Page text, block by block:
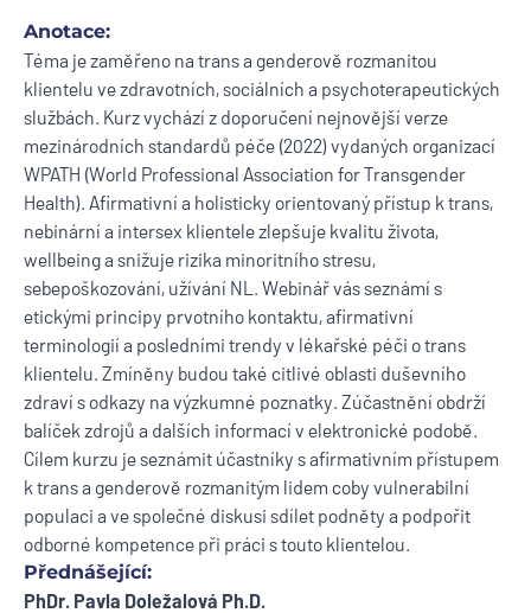
Anotace:
Téma je zaměřeno na trans a genderově rozmanitou
klientelu ve zdravotních, sociálních a psychoterapeutických
službách. Kurz vychází z doporučení nejnovější verze
mezinárodních standardů péče (2022) vydaných organizací
WPATH (World Professional Association for Transgender
Health). Afirmativní a holisticky orientovaný přístup k trans,
nebinární a intersex klientele zlepšuje kvalitu života,
wellbeing a snižuje rizika minoritního stresu,
sebepoškozování, užívání NL. Webinář vás seznámí s
etickými principy prvotního kontaktu, afirmativní
terminologií a posledními trendy v lékařské péči o trans
klientelu. Zmíněny budou také citlivé oblasti duševního
zdraví s odkazy na výzkumné poznatky. Zúčastnění obdrží
balíček zdrojů a dalších informací v elektronické podobě.
Cílem kurzu je seznámit účastníky s afirmativním přístupem
k trans a genderově rozmanitým lidem coby vulnerabilní
populaci a ve společné diskusi sdílet podněty a podpořit
odborné kompetence při práci s touto klientelou.
Přednášející:
PhDr. Pavla Doležalová Ph.D.